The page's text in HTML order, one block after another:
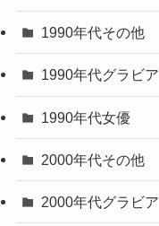
1990年代その他
1990年代グラビア
1990年代女優
2000年代その他
2000年代グラビア